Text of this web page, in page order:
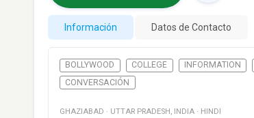
Información Datos de Contacto
BOLLYWOOD COLLEGE INFORMATION
CONVERSACIÓN
GHAZIABAD · UTTAR PRADESH , INDIA · HINDI